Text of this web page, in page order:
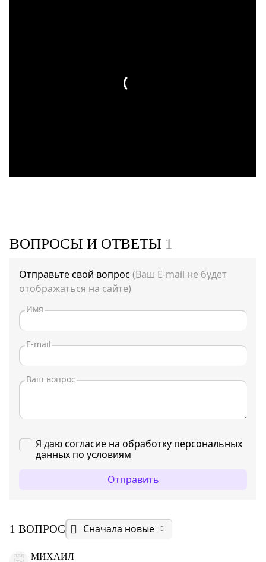
ВОПРОСЫ И ОТВЕТЫ 1
Отправьте свой вопрос (Ваш E-mail не будет
отображаться на сайте)
Я даю согласие на обработку персональных
данных по условиям
Отправить
1 ВОПРОС Сначала новые
МИХАИЛ